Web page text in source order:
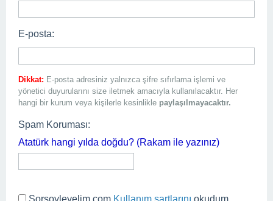
E-posta:
Dikkat: E-posta adresiniz yalnızca şifre sıfırlama işlemi ve
yönetici duyurularını size iletmek amacıyla kullanılacaktır. Her
hangi bir kurum veya kişilerle kesinlikle paylaşılmayacaktır.
Spam Koruması:
Atatürk hangi yılda doğdu? (Rakam ile yazınız)
Sorsoyleyelim.com Kullanım şartlarını okudum,